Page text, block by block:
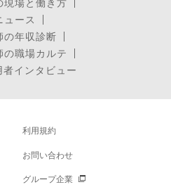
現場と働き方
ュース
の年収診断
の職場カルテ
インタビュー
利用規約
お問い合わせ
グループ企業